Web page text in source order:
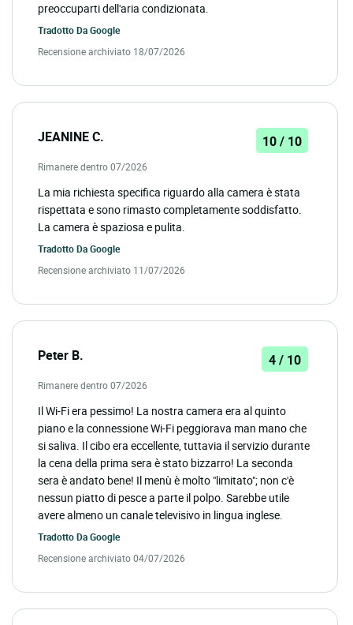
preoccuparti dell'aria condizionata.
Tradotto DaGoogle
Recensione archiviato 18/07/2026
JEANINE C. 10 / 10
Rimanere dentro 07/2026
La mia richiesta specifica riguardo alla camera è stata
rispettata e sono rimasto completamente soddisfatto.
La camera è spaziosa e pulita.
Tradotto DaGoogle
Recensione archiviato 11/07/2026
Peter B. 4 / 10
Rimanere dentro 07/2026
Il Wi-Fi era pessimo! La nostra camera era al quinto
piano e la connessione Wi-Fi peggiorava man mano che
si saliva. Il cibo era eccellente, tuttavia il servizio durante
la cena della prima sera è stato bizzarro! La seconda
sera è andato bene! Il menù è molto "limitato"; non c'è
nessun piatto di pesce a parte il polpo. Sarebbe utile
avere almeno un canale televisivo in lingua inglese.
Tradotto DaGoogle
Recensione archiviato 04/07/2026